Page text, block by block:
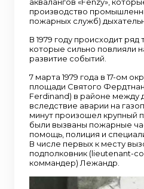
производство
пожарных служб)
В 1979 году происходит ряд
которые сильно повлияли
развитие событий.
7 марта 1979 года в 17-ом
площади Святого
Ferdinand) в районе между
вследствие аварии на
минут произошел крупный
были вызваны пожарные
помощь, полиция и
В числе первых к месту
подполковник (lieutenant-
коммандер) Лежандр.